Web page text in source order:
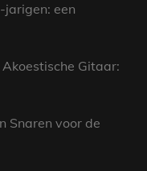
een
Gitaar:
Snaren voor de